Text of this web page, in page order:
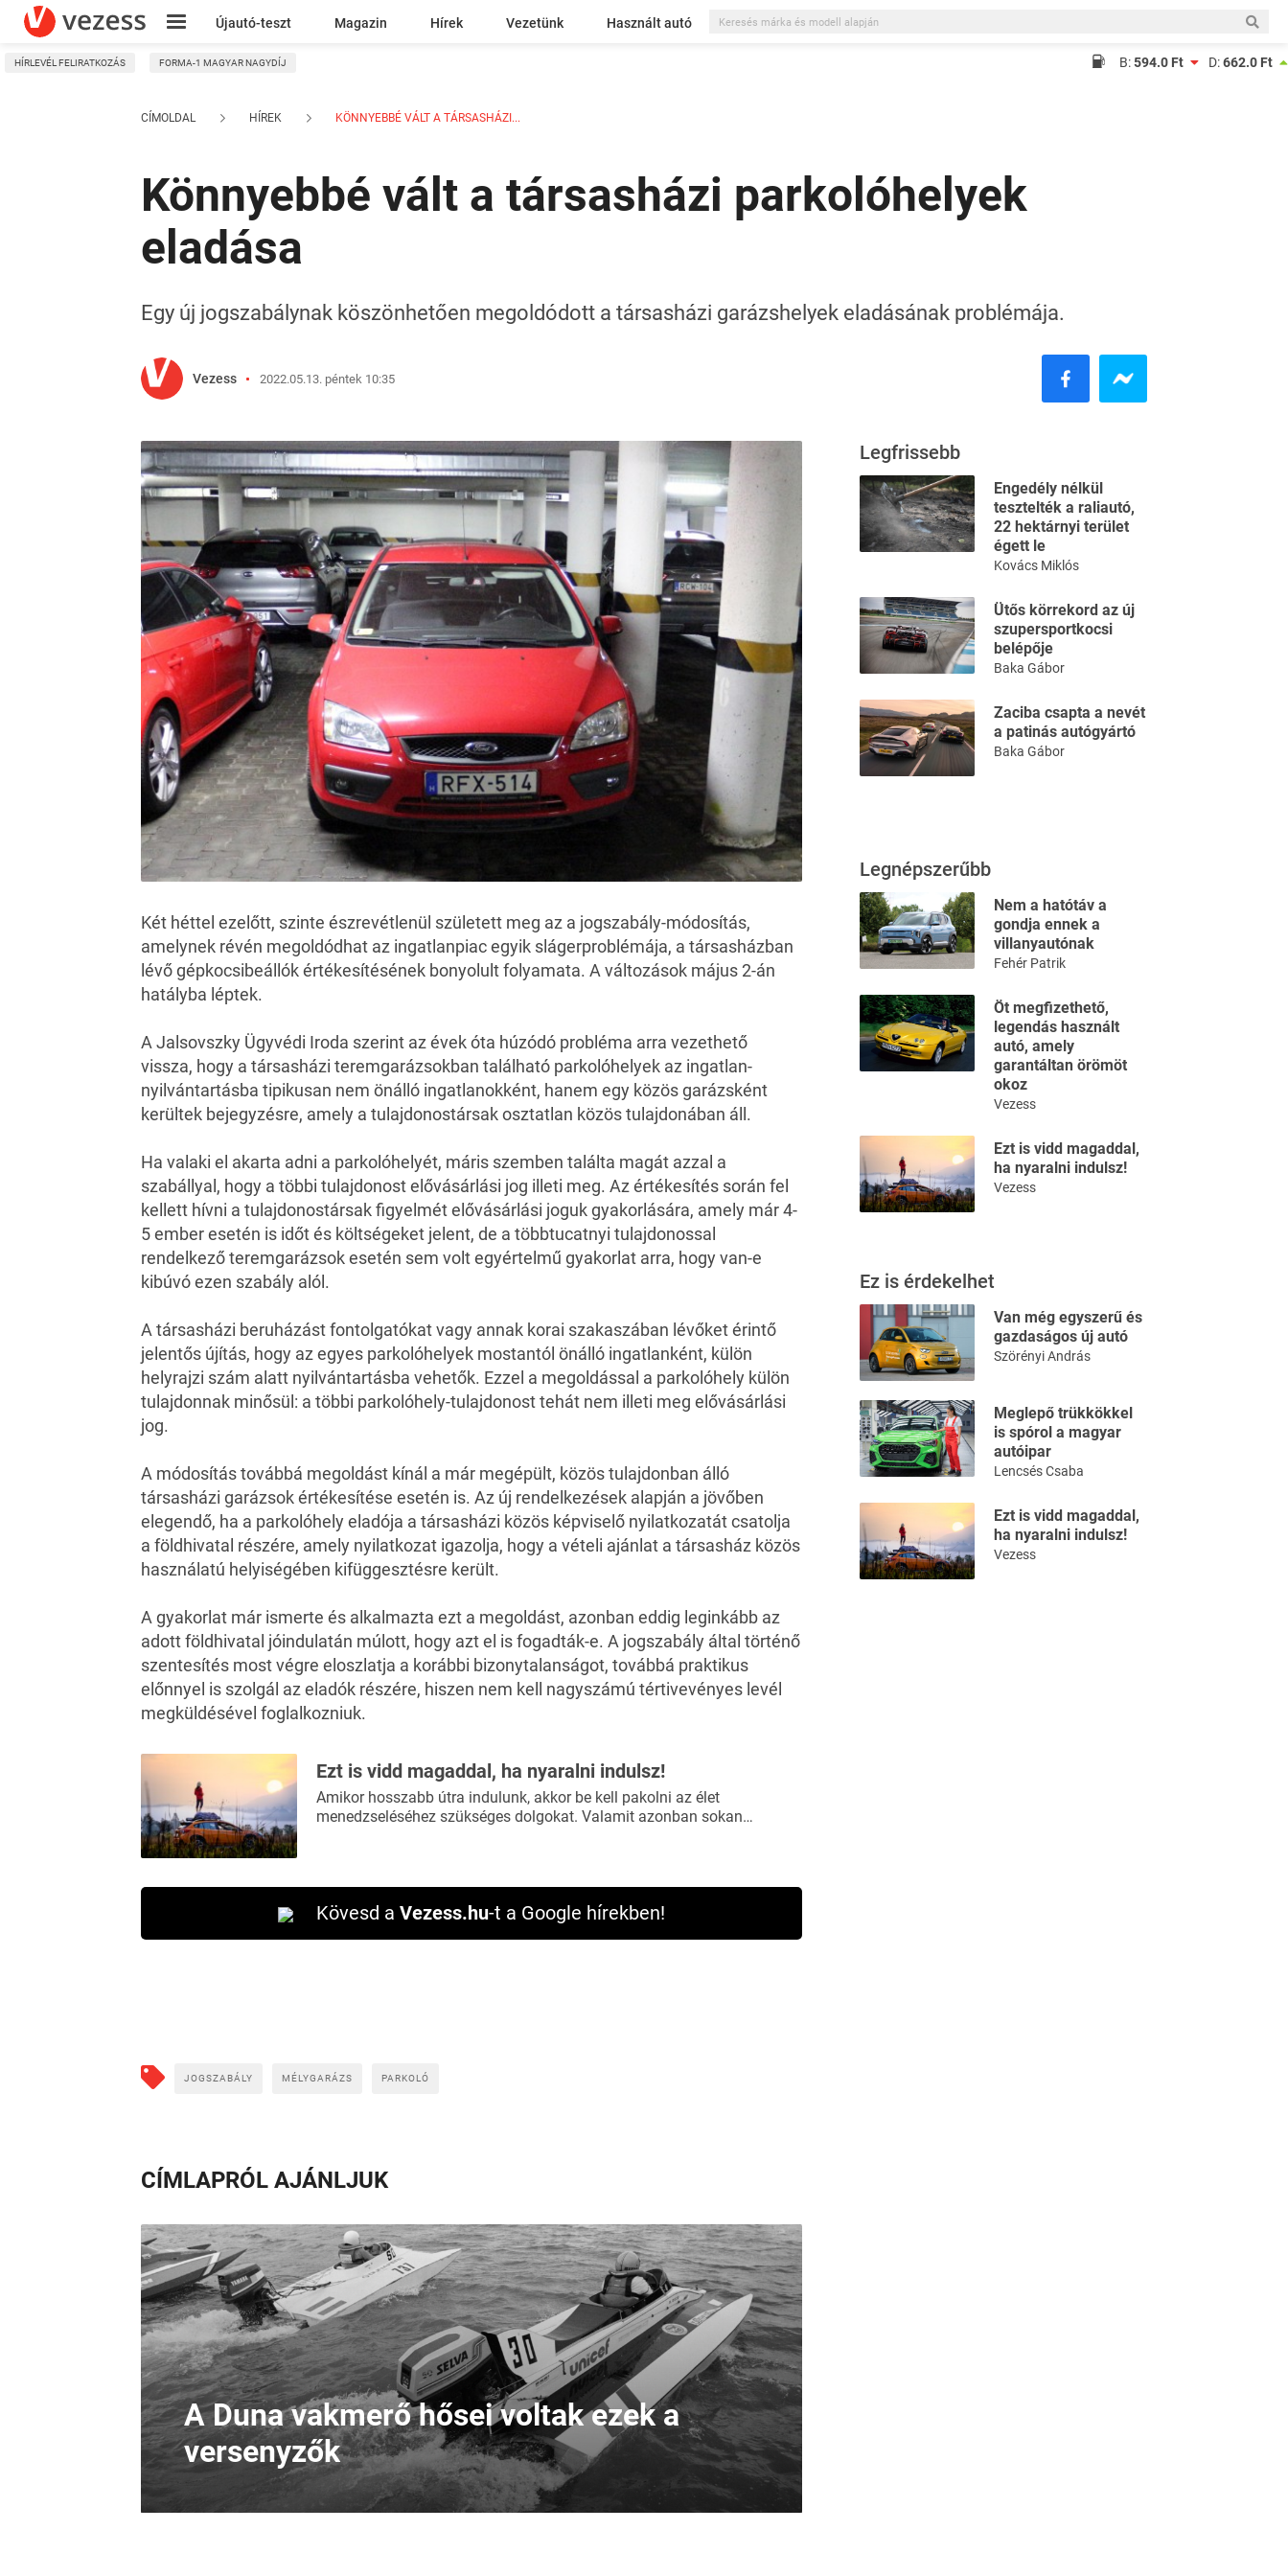
Újautó-teszt Magazin Hírek Vezetünk Használt autó
Kresz
HÍRLEVÉL FELIRATKOZÁS FORMA-1 MAGYAR NAGYDÍJ B:594.0 Ft D:662.0 Ft
CÍMOLDAL HÍREK KÖNNYEBBÉ VÁLT A TÁRSASHÁZI...
Könnyebbé vált a társasházi parkolóhelyek
eladása
Egy új jogszabálynak köszönhetően megoldódott a társasházi garázshelyek eladásának problémája.
Vezess 2022.05.13. péntek 10:35
Két héttel ezelőtt, szinte észrevétlenül született meg az a jogszabály-módosítás,
amelynek révén megoldódhat az ingatlanpiac egyik slágerproblémája, a társasházban
lévő gépkocsibeállók értékesítésének bonyolult folyamata. A változások május 2-án
hatályba léptek.
A Jalsovszky Ügyvédi Iroda szerint az évek óta húzódó probléma arra vezethető
vissza, hogy a társasházi teremgarázsokban található parkolóhelyek az ingatlan-
nyilvántartásba tipikusan nem önálló ingatlanokként, hanem egy közös garázsként
kerültek bejegyzésre, amely a tulajdonostársak osztatlan közös tulajdonában áll.
Ha valaki el akarta adni a parkolóhelyét, máris szemben találta magát azzal a
szabállyal, hogy a többi tulajdonost elővásárlási jog illeti meg. Az értékesítés során fel
kellett hívni a tulajdonostársak figyelmét elővásárlási joguk gyakorlására, amely már 4-
5 ember esetén is időt és költségeket jelent, de a többtucatnyi tulajdonossal
rendelkező teremgarázsok esetén sem volt egyértelmű gyakorlat arra, hogy van-e
kibúvó ezen szabály alól.
A társasházi beruházást fontolgatókat vagy annak korai szakaszában lévőket érintő
jelentős újítás, hogy az egyes parkolóhelyek mostantól önálló ingatlanként, külön
helyrajzi szám alatt nyilvántartásba vehetők. Ezzel a megoldással a parkolóhely külön
tulajdonnak minősül: a többi parkolóhely-tulajdonost tehát nem illeti meg elővásárlási
jog.
A módosítás továbbá megoldást kínál a már megépült, közös tulajdonban álló
társasházi garázsok értékesítése esetén is. Az új rendelkezések alapján a jövőben
elegendő, ha a parkolóhely eladója a társasházi közös képviselő nyilatkozatát csatolja
a földhivatal részére, amely nyilatkozat igazolja, hogy a vételi ajánlat a társasház közös
használatú helyiségében kifüggesztésre került.
A gyakorlat már ismerte és alkalmazta ezt a megoldást, azonban eddig leginkább az
adott földhivatal jóindulatán múlott, hogy azt el is fogadták-e. A jogszabály által történő
szentesítés most végre eloszlatja a korábbi bizonytalanságot, továbbá praktikus
előnnyel is szolgál az eladók részére, hiszen nem kell nagyszámú tértivevényes levél
megküldésével foglalkozniuk.
Ezt is vidd magaddal, ha nyaralni indulsz!
Amikor hosszabb útra indulunk, akkor be kell pakolni az élet
menedzseléséhez szükséges dolgokat. Valamit azonban sokan…
Kövesd a Vezess.hu-t a Google hírekben!
JOGSZABÁLY MÉLYGARÁZS PARKOLÓ
CÍMLAPRÓL AJÁNLJUK
A Duna vakmerő hősei voltak ezek a
versenyzők
Legfrissebb
Engedély nélkül
tesztelték a raliautó,
22 hektárnyi terület
égett le
Kovács Miklós
Ütős körrekord az új
szupersportkocsi
belépője
Baka Gábor
Zaciba csapta a nevét
a patinás autógyártó
Baka Gábor
Legnépszerűbb
Nem a hatótáv a
gondja ennek a
villanyautónak
Fehér Patrik
Öt megfizethető,
legendás használt
autó, amely
garantáltan örömöt
okoz
Vezess
Ezt is vidd magaddal,
ha nyaralni indulsz!
Vezess
Ez is érdekelhet
Van még egyszerű és
gazdaságos új autó
Szörényi András
Meglepő trükkökkel
is spórol a magyar
autóipar
Lencsés Csaba
Ezt is vidd magaddal,
ha nyaralni indulsz!
Vezess